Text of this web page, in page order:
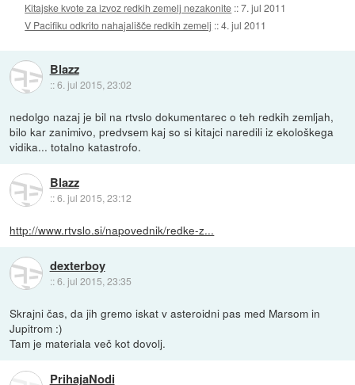
Kitajske kvote za izvoz redkih zemelj nezakonite ::7. jul 2011
V Pacifiku odkrito nahajališče redkih zemelj ::4. jul 2011
Blazz
::6. jul 2015, 23:02
nedolgo nazaj je bil na rtvslo dokumentarec o teh redkih zemljah,
bilo kar zanimivo, predvsem kaj so si kitajci naredili iz ekološkega
vidika... totalno katastrofo.
Blazz
::6. jul 2015, 23:12
http://www.rtvslo.si/napovednik/redke-z...
dexterboy
::6. jul 2015, 23:35
Skrajni čas, da jih gremo iskat v asteroidni pas med Marsom in
Jupitrom :)
Tam je materiala več kot dovolj.
PrihajaNodi